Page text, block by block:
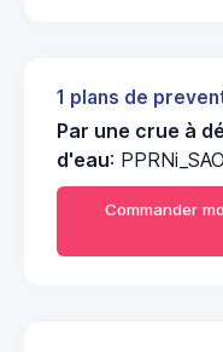
1 plans de
Par une crue à
d'eau:
Commander